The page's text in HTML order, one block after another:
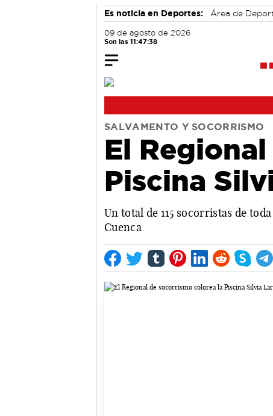
Es noticia en Deportes: Área de
09 de agosto de 2026
Son las 11:47:39
SALVAMENTO Y SOCORRISMO
El
Piscina
Un total de 115 socorristas de
Cuenca